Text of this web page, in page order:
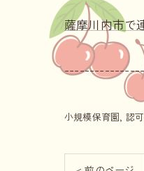
薩摩川内市で
小規模保育園 認